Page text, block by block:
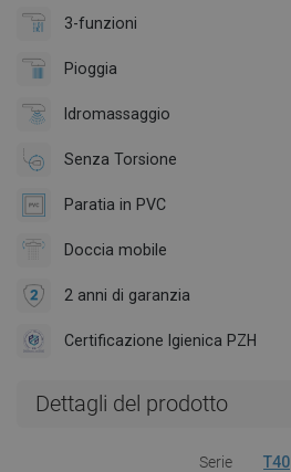
3-funzioni
Pioggia
Idromassaggio
Senza Torsione
Paratia in PVC
Doccia mobile
2 anni di garanzia
Certificazione Igienica PZH
Dettagli del prodotto
Serie T40